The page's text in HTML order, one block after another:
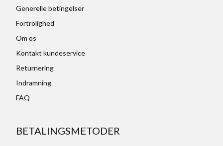
Generelle betingelser
Fortrolighed
Om os
Kontakt kundeservice
Returnering
Indramning
FAQ
BETALINGSMETODER